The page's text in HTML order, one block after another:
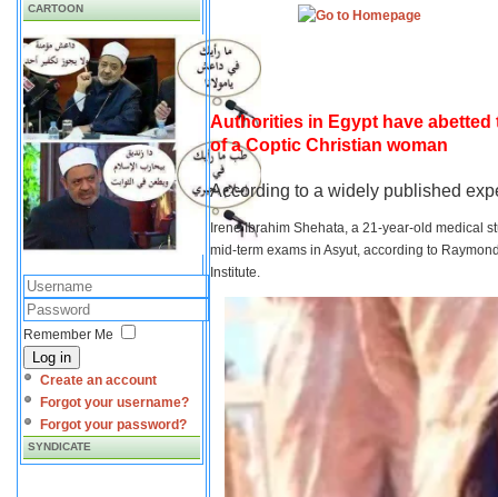
CARTOON
Remember Me
Log in
Create an account
Forgot your username?
Forgot your password?
SYNDICATE
Authorities in Egypt have
of a Coptic Christian woman
According to a widely published
Irene Ibrahim Shehata, a 21-year-old medical
mid-term exams in Asyut, according to
Institute.